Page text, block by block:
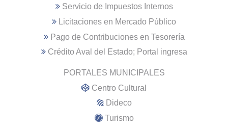
Servicio de Impuestos Internos
Licitaciones en Mercado Público
Pago de Contribuciones en Tesorería
Crédito Aval del Estado; Portal ingresa
PORTALES MUNICIPALES
Centro Cultural
Dideco
Turismo